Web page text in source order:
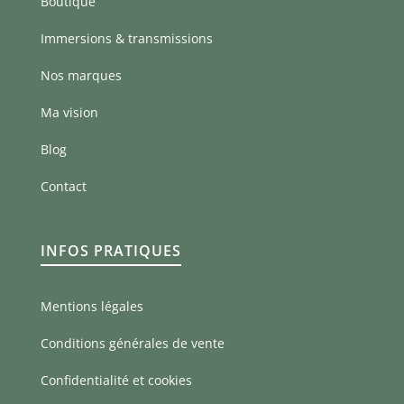
Immersions & transmissions
Nos marques
Ma vision
Blog
Contact
INFOS PRATIQUES
Mentions légales
Conditions générales de vente
Confidentialité et cookies